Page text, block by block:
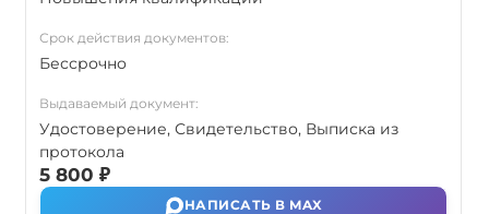
Срок действия документов:
Бессрочно
Выдаваемый документ:
Удостоверение, Свидетельство, Выписка из
протокола
5 800 ₽
НАПИСАТЬ В MAX